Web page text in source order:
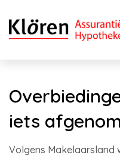
iets
Volgens Makelaarsland